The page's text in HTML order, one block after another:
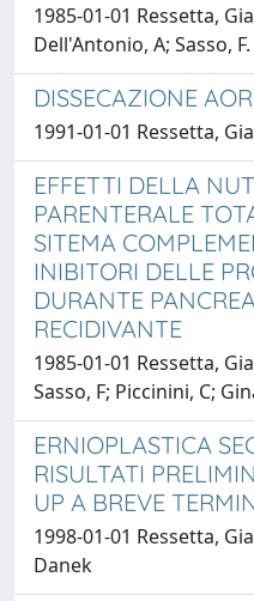
1985-01-01 Ressetta,
Dell'Antonio, A; Sasso, F.
DISSECAZIONE
1991-01-01 Ressetta,
EFFETTI DELLA
PARENTERALE
SITEMA
INIBITORI DELLE
DURANTE
RECIDIVANTE
1985-01-01 Ressetta,
Sasso, F; Piccinini, C;
ERNIOPLASTICA
RISULTATI
UP A BREVE
1998-01-01 Ressetta,
Danek